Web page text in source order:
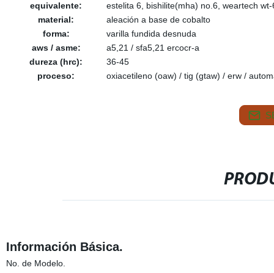
equivalente:
estelita 6, bishilite(mha) no.6, weartech wt-
material:
aleación a base de cobalto
forma:
varilla fundida desnuda
aws / asme:
a5,21 / sfa5,21 ercocr-a
dureza (hrc):
36-45
proceso:
oxiacetileno (oaw) / tig (gtaw) / erw /
Información Básica.
No. de Modelo.